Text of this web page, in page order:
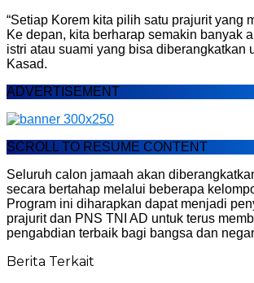
“Setiap Korem kita pilih satu prajurit yang
Ke depan, kita berharap semakin banyak
istri atau suami yang bisa diberangkatkan
Kasad.
ADVERTISEMENT
SCROLL TO RESUME CONTENT
Seluruh calon jamaah akan
secara bertahap melalui beberapa
Program ini diharapkan dapat menjadi
prajurit dan PNS TNI AD untuk terus
pengabdian terbaik bagi bangsa dan
Berita Terkait